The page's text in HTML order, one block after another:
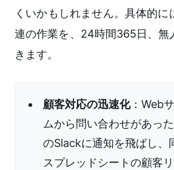
くいかもしれません。具体的に
連の作業を、24時間365日、無
きます。
顧客対応の迅速化：Web
ムから問い合わせがあっ
のSlackに通知を飛ばし、
スプレッドシートの顧客